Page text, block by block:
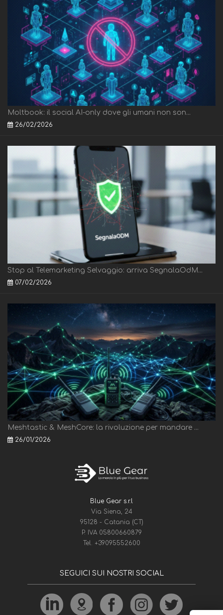
Moltbook: il social AI-only dove gli umani non son...
26/02/2026
Stop al Telemarketing Selvaggio: arriva SegnalaOdM...
07/02/2026
Meshtastic & MeshCore: la rivoluzione per mandare ...
26/01/2026
Blue Gear s.r.l
Via Siena, 24
95128 - Catania (CT)
P. IVA 05800660879
Tel. +39095552600
SEGUICI SUI NOSTRI SOCIAL